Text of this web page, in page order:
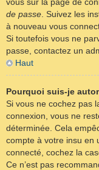
vous sur la page de
de passe. Suivez les
à nouveau vous
Si toutefois vous ne
passe, contactez un
Haut
Pourquoi suis-je
Si vous ne cochez pas
connexion, vous ne
déterminée. Cela
compte à votre insu en
connecté, cochez la
Ce n’est pas